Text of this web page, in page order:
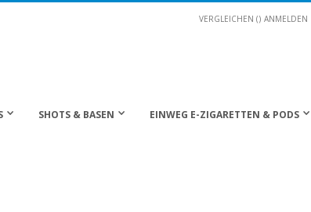
VERGLEICHEN () ANMELDEN
SHOTS & BASEN EINWEG E-ZIGARETTEN & PODS